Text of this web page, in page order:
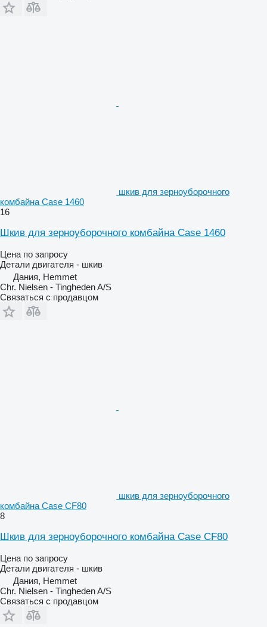
шкив для зерноуборочного
комбайна Case 1460
16
Шкив для зерноуборочного комбайна Case 1460
Цена по запросу
Детали двигателя - шкив
Дания, Hemmet
Chr. Nielsen - Tingheden A/S
Связаться с продавцом
шкив для зерноуборочного
комбайна Case CF80
8
Шкив для зерноуборочного комбайна Case CF80
Цена по запросу
Детали двигателя - шкив
Дания, Hemmet
Chr. Nielsen - Tingheden A/S
Связаться с продавцом